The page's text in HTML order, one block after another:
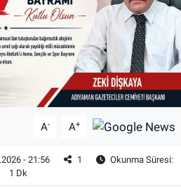
A- A+
- 21:56 1
Okunma Süresi:
1 Dk